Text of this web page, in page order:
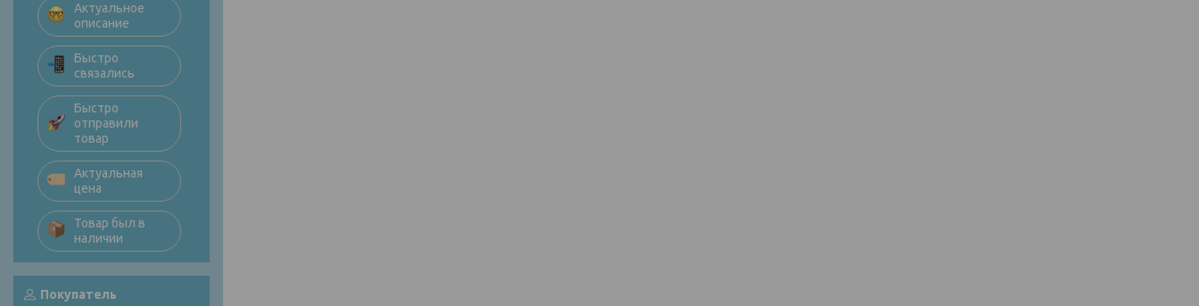
Актуальное
описание
Быстро
связались
Быстро
отправили
товар
Актуальная
цена
Товар был в
наличии
Покупатель